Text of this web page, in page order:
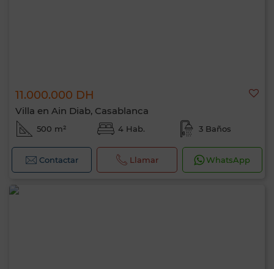
11.000.000 DH
Villa en Ain Diab, Casablanca
500 m² 4 Hab. 3 Baños
Contactar Llamar WhatsApp